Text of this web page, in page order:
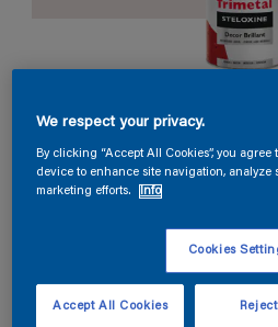
Steloxine Decor Brillant
Verpakkingsgrootte
We respect your privacy.
By clicking “Accept All Cookies”, you
device to enhance site navigation, analyze
marketing efforts.
Info
Cookies
Accept All Cookies